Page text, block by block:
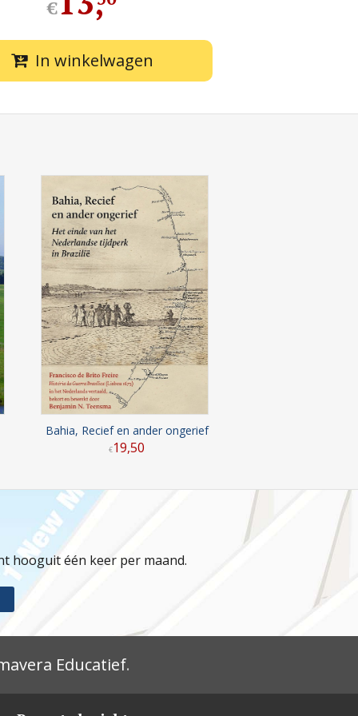
€
In winkelwagen
Bahia, Recief en ander ongerief
€19,50
hooguit één keer per maand.
Educatief.